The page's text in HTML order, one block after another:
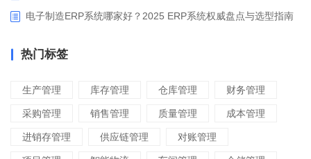
电子制造ERP系统哪家好？2025 ERP系统权威盘点与选型指南
热门标签
生产管理 库存管理 仓库管理 财务管理
采购管理 销售管理 质量管理 成本管理
进销存管理 供应链管理 对账管理